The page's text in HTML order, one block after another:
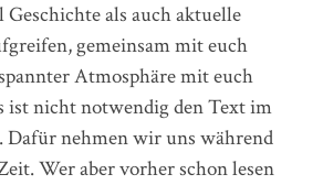
als auch aktuelle
gemeinsam mit euch
Atmosphäre mit euch
ist nicht notwendig den Text im
Dafür nehmen wir uns während
Wer aber vorher schon lesen